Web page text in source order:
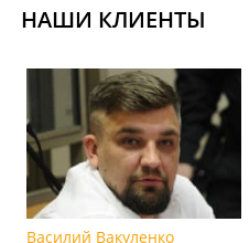
НАШИ КЛИЕНТЫ
Василий Вакуленко